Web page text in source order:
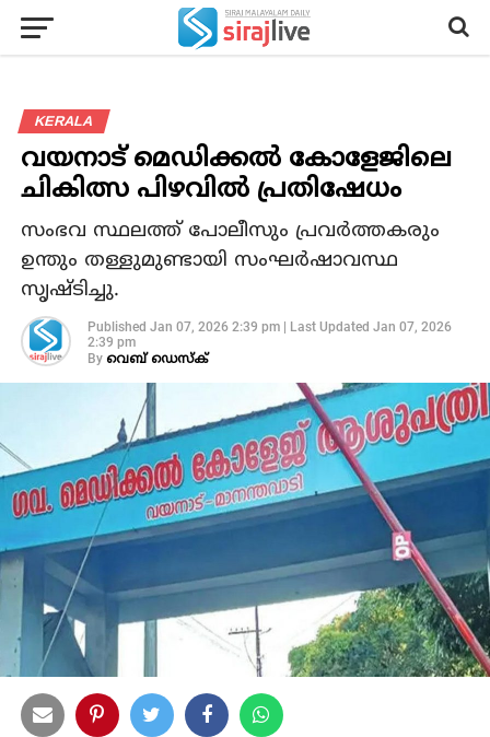
KERALA
വയനാട് മെഡിക്കല്‍ കോളേജിലെ
ചികിത്സ പിഴവില്‍ പ്രതിഷേധം
സംഭവ സ്ഥലത്ത് പോലീസും പ്രവര്‍ത്തകരും
ഉന്തും തള്ളുമുണ്ടായി സംഘര്‍ഷാവസ്ഥ
സൃഷ്ടിച്ചു.
Published Jan 07, 2026 2:39 pm| Last Updated Jan 07, 2026
2:39 pm
By വെബ് ഡെസ്‌ക്